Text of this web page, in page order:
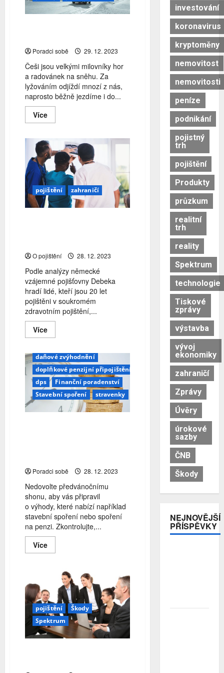
nikoli
Poradci sobě 29. 12. 2023
Češi jsou velkými milovníky hor
a radovánek na sněhu. Za
lyžováním odjíždí mnozí z nás,
naprosto běžně jezdíme i do...
VíceRead
more
se
autem
na
hory?
Na
co
si
dát
pozor
pojištění zahraničí
O pojištění 28. 12. 2023
Podle analýzy německé
vzájemné pojišťovny Debeka
hradí lidé, kteří jsou 20 let
pojištěni v soukromém
zdravotním pojištění,...
VíceRead
more
se
v
Německu
vyvíjelo
soukromé
zdravotní
pojištění
uplynulých
daňové zvýhodnění
doplňkové penzijní připojištění
dps
Finanční poradenství
Stavební spoření
stravenky
Poradci sobě 28. 12. 2023
Nedovolte předvánočnímu
shonu, aby vás připravil
o výhody, které nabízí například
stavební spoření nebo spoření
na penzi. Zkontrolujte,...
VíceRead
more
máte
ušetřit
za
letošek
na
daních
nebo
využít
státní
pojištění
Škody
Spektrum
investování
koronavirus
kryptoměny
nemovitost
nemovitosti
peníze
podnikání
pojistný
trh
pojištění
Produkty
průzkum
realitní
trh
reality
Spektrum
technologie
Tiskové
zprávy
výstavba
vývoj
ekonomiky
zahraničí
Zprávy
Úvěry
úrokové
sazby
ČNB
Škody
NEJNOVĚJŠÍ
PŘÍSPĚVKY